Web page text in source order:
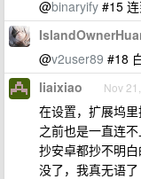
@binaryify #15
@v2user89 #18
liaixiao Nov
在设置，扩展坞
之前也是一直连
抄安卓都抄不明
没了，我真无语了